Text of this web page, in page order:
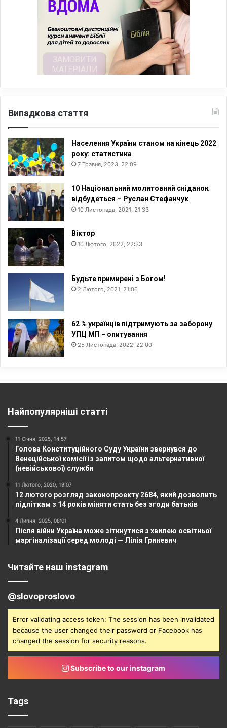
Випадкова стаття
Населення України станом на кінець 2022
року: статистика
7 Травня, 2023, 22:09
10 Національний молитовний сніданок
відбудеться – Руслан Стефанчук
10 Листопада, 2021, 21:33
Віктор
10 Лютого, 2022, 22:33
Будьте примирені з Богом!
2 Лютого, 2021, 21:06
62 % українців підтримують за заборону
УПЦ МП − опитування
25 Листопада, 2022, 22:00
Найпопулярніші статті
11 Січня, 2025, 14:57
Голова Конституційного Суду України звернувся до
Венеційської комісії із запитом щодо альтернативної
(невійськової) служби
11 Лютого, 2020, 19:07
12 лютого розгляд законопроекту 2684, який дозволить
підліткам з 14 років міняти стать без згоди батьків
4 Липня, 2025, 08:01
Після війни Україна може зіткнутися з хвилею освітньої
маргіналізації серед молоді — Лілія Гриневич
Читайте наш instagram
@slovoproslovo
Error validating access token: The session has been invalidated
because the user changed their password or Facebook has
changed the session for security reasons.
Subscribe to our instagram
Tags